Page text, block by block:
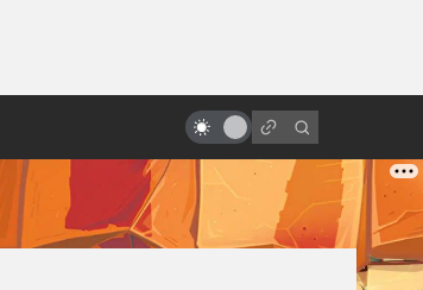
ли он проверку временем?